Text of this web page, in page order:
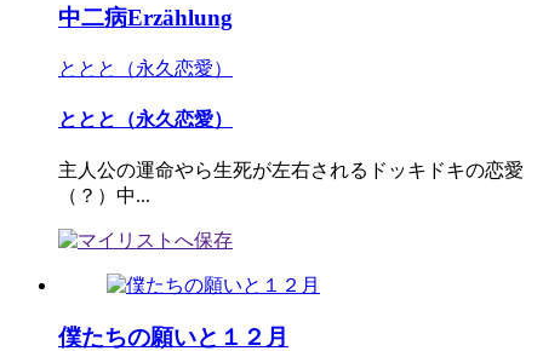
中二病Erzählung
ととと（永久恋愛）
ととと（永久恋愛）
主人公の運命やら生死が左右されるドッキドキの恋愛
（？）中...
僕たちの願いと１２月